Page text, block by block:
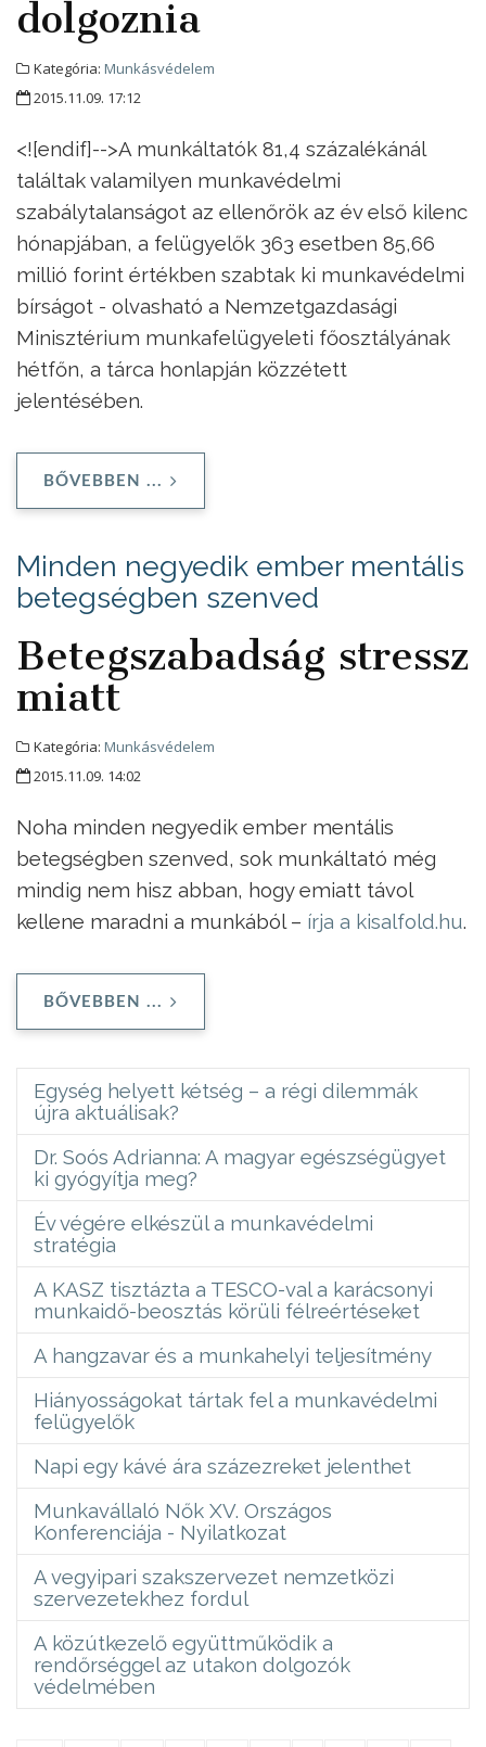
dolgoznia
Kategória: Munkásvédelem
2015.11.09. 17:12
<![endif]-->A munkáltatók 81,4 százalékánál
találtak valamilyen munkavédelmi
szabálytalanságot az ellenőrök az év első kilenc
hónapjában, a felügyelők 363 esetben 85,66
millió forint értékben szabtak ki munkavédelmi
bírságot - olvasható a Nemzetgazdasági
Minisztérium munkafelügyeleti főosztályának
hétfőn, a tárca honlapján közzétett
jelentésében.
BŐVEBBEN ...
Minden negyedik ember mentális
betegségben szenved
Betegszabadság stressz
miatt
Kategória: Munkásvédelem
2015.11.09. 14:02
Noha minden negyedik ember mentális
betegségben szenved, sok munkáltató még
mindig nem hisz abban, hogy emiatt távol
kellene maradni a munkából – írja a kisalfold.hu.
BŐVEBBEN ...
Egység helyett kétség – a régi dilemmák
újra aktuálisak?
Dr. Soós Adrianna: A magyar egészségügyet
ki gyógyítja meg?
Év végére elkészül a munkavédelmi
stratégia
A KASZ tisztázta a TESCO-val a karácsonyi
munkaidő-beosztás körüli félreértéseket
A hangzavar és a munkahelyi teljesítmény
Hiányosságokat tártak fel a munkavédelmi
felügyelők
Napi egy kávé ára százezreket jelenthet
Munkavállaló Nők XV. Országos
Konferenciája - Nyilatkozat
A vegyipari szakszervezet nemzetközi
szervezetekhez fordul
A közútkezelő együttműködik a
rendőrséggel az utakon dolgozók
védelmében